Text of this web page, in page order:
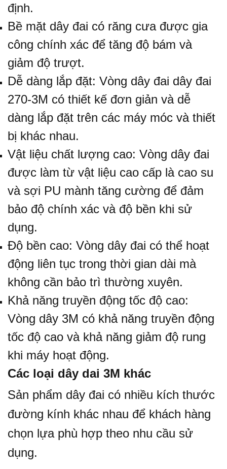
định.
Bề mặt dây đai có răng cưa được gia
công chính xác để tăng độ bám và
giảm độ trượt.
Dễ dàng lắp đặt: Vòng dây đai dây đai
270-3M có thiết kế đơn giản và dễ
dàng lắp đặt trên các máy móc và thiết
bị khác nhau.
Vật liệu chất lượng cao: Vòng dây đai
được làm từ vật liệu cao cấp là cao su
và sợi PU mành tăng cường để đảm
bảo độ chính xác và độ bền khi sử
dụng.
Độ bền cao: Vòng dây đai có thể hoạt
động liên tục trong thời gian dài mà
không cần bảo trì thường xuyên.
Khả năng truyền động tốc độ cao:
Vòng dây 3M có khả năng truyền động
tốc độ cao và khả năng giảm độ rung
khi máy hoạt động.
Các loại dây dai 3M khác
Sản phẩm dây đai có nhiều kích thước
đường kính khác nhau để khách hàng
chọn lựa phù hợp theo nhu cầu sử
dụng.